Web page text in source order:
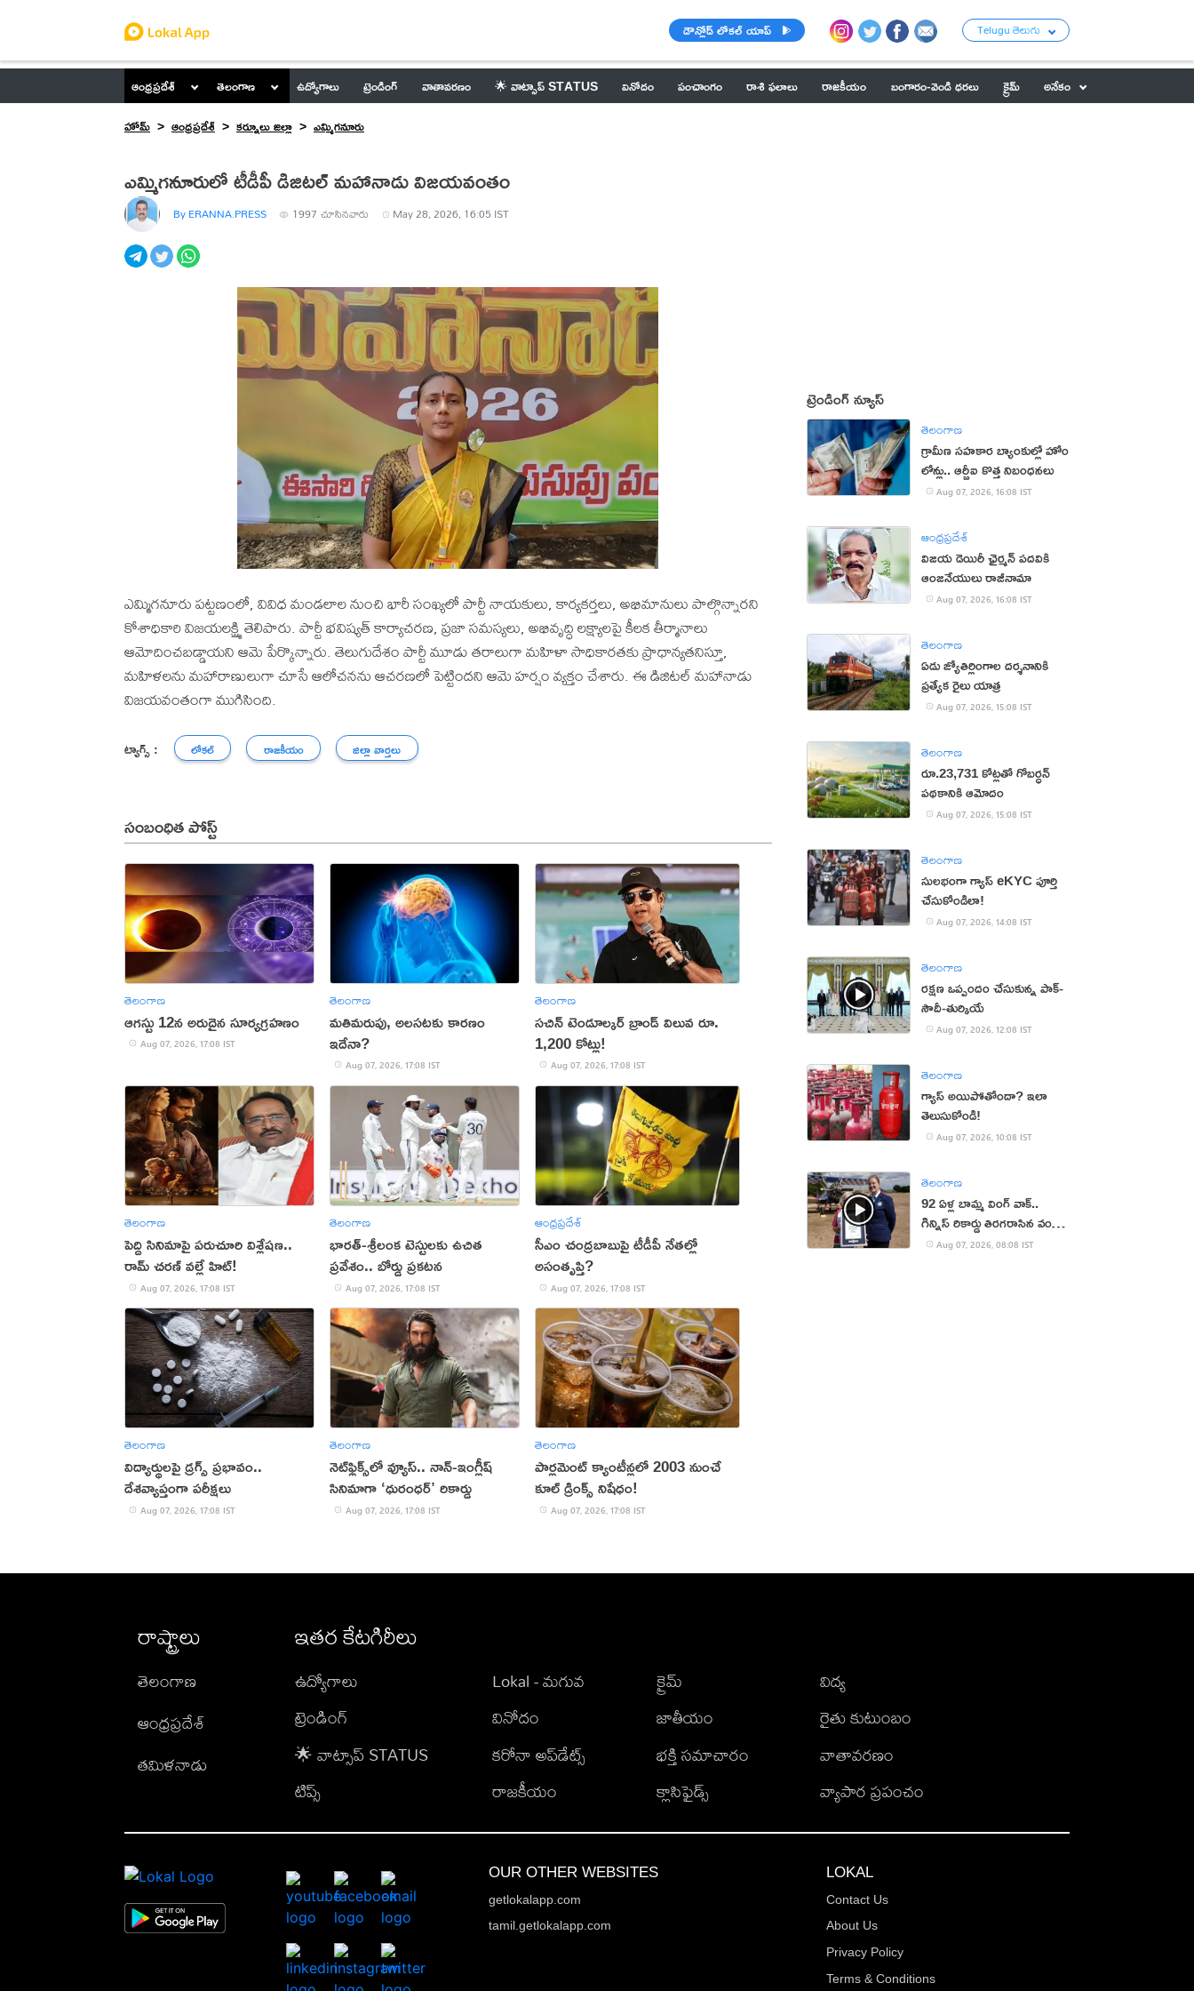
డౌన్లోడ్ లోకల్ యాప్ Telugu తెలుగు
ఆంధ్రప్రదేశ్ తెలంగాణ ఉద్యోగాలు ట్రెండింగ్ వాతావరణం 🌟 వాట్సాప్ STATUS వినోదం పంచాంగం రాశి ఫలాలు రాజకీయం బంగారం-వెండి ధరలు క్రైమ్
అనేకం
హోమ్
ఆంధ్రప్రదేశ్ కర్నూలు జిల్లా ఎమ్మిగనూరు
ఎమ్మిగనూరులో టీడీపీ డిజిటల్ మహానాడు విజయవంతం
By ERANNA.PRESS 1997 చూసినవారు May 28, 2026, 16:05 IST
ఎమ్మిగనూరు పట్టణంలో, వివిధ మండలాల నుంచి భారీ సంఖ్యలో పార్టీ నాయకులు, కార్యకర్తలు, అభిమానులు పాల్గొన్నారని
కోశాధికారి విజయలక్ష్మి తెలిపారు. పార్టీ భవిష్యత్ కార్యాచరణ, ప్రజా సమస్యలు, అభివృద్ధి లక్ష్యాలపై కీలక తీర్మానాలు
ఆమోదించబడ్డాయని ఆమె పేర్కొన్నారు. తెలుగుదేశం పార్టీ మూడు తరాలుగా మహిళా సాధికారతకు ప్రాధాన్యతనిస్తూ,
మహిళలను మహారాణులుగా చూసే ఆలోచనను ఆచరణలో పెట్టిందని ఆమె హర్షం వ్యక్తం చేశారు. ఈ డిజిటల్ మహానాడు
విజయవంతంగా ముగిసింది.
ట్యాగ్స్ : లోకల్ రాజకీయం జిల్లా వార్తలు
సంబంధిత పోస్ట్
తెలంగాణ
ఆగస్టు 12న అరుదైన సూర్యగ్రహణం
Aug 07, 2026, 17:08 IST
తెలంగాణ
మతిమరుపు, అలసటకు కారణం
ఇదేనా?
Aug 07, 2026, 17:08 IST
తెలంగాణ
సచిన్ టెండూల్కర్ బ్రాండ్ విలువ రూ.
1,200 కోట్లు!
Aug 07, 2026, 17:08 IST
తెలంగాణ
పెద్ది సినిమాపై పరుచూరి విశ్లేషణ..
రామ్ చరణ్ వల్లే హిట్!
Aug 07, 2026, 17:08 IST
తెలంగాణ
భారత్-శ్రీలంక టెస్టులకు ఉచిత
ప్రవేశం.. బోర్డు ప్రకటన
Aug 07, 2026, 17:08 IST
ఆంధ్రప్రదేశ్
సీఎం చంద్రబాబుపై టీడీపీ నేతల్లో
అసంతృప్తి?
Aug 07, 2026, 17:08 IST
తెలంగాణ
విద్యార్థులపై డ్రగ్స్ ప్రభావం..
దేశవ్యాప్తంగా పరీక్షలు
Aug 07, 2026, 17:08 IST
తెలంగాణ
నెట్‌ఫ్లిక్స్‌లో వ్యూస్.. నాన్-ఇంగ్లీష్
సినిమాగా ‘ధురంధర్’ రికార్డు
Aug 07, 2026, 17:08 IST
తెలంగాణ
పార్లమెంట్ క్యాంటీన్లలో 2003 నుంచే
కూల్ డ్రింక్స్ నిషేధం!
Aug 07, 2026, 17:08 IST
ట్రెండింగ్ న్యూస్
తెలంగాణ
గ్రామీణ సహకార బ్యాంకుల్లో హోం
లోన్లు.. ఆర్బీఐ కొత్త నిబంధనలు
Aug 07, 2026, 16:08 IST
ఆంధ్రప్రదేశ్
విజయ డెయిరీ ఛైర్మన్ పదవికి
ఆంజనేయులు రాజీనామా
Aug 07, 2026, 16:08 IST
తెలంగాణ
ఏడు జ్యోతిర్లింగాల దర్శనానికి
ప్రత్యేక రైలు యాత్ర
Aug 07, 2026, 15:08 IST
తెలంగాణ
రూ.23,731 కోట్లతో గోబర్ధన్
పథకానికి ఆమోదం
Aug 07, 2026, 15:08 IST
తెలంగాణ
సులభంగా గ్యాస్ eKYC పూర్తి
చేసుకోండిలా!
Aug 07, 2026, 14:08 IST
తెలంగాణ
రక్షణ ఒప్పందం చేసుకున్న పాక్‌-
సౌదీ-తుర్కియే
Aug 07, 2026, 12:08 IST
తెలంగాణ
గ్యాస్ అయిపోతోందా? ఇలా
తెలుసుకోండి!
Aug 07, 2026, 10:08 IST
తెలంగాణ
92 ఏళ్ల బామ్మ వింగ్ వాక్..
గిన్నిస్ రికార్డు తిరగరాసిన వండర్
ఉమెన్Aug 07, 2026, 08:08 IST
రాష్ట్రాలు
తెలంగాణ
ఆంధ్రప్రదేశ్
తమిళనాడు
ఇతర కేటగిరీలు
ఉద్యోగాలు
ట్రెండింగ్
🌟 వాట్సాప్ STATUS
టిప్స్
Lokal - మగువ
వినోదం
కరోనా అప్‌డేట్స్
రాజకీయం
క్రైమ్
జాతీయం
భక్తి సమాచారం
క్లాసిఫైడ్స్
విద్య
రైతు కుటుంబం
వాతావరణం
వ్యాపార ప్రపంచం
OUR OTHER WEBSITES
getlokalapp.com
tamil.getlokalapp.com
LOKAL
Contact Us
About Us
Privacy Policy
Terms & Conditions